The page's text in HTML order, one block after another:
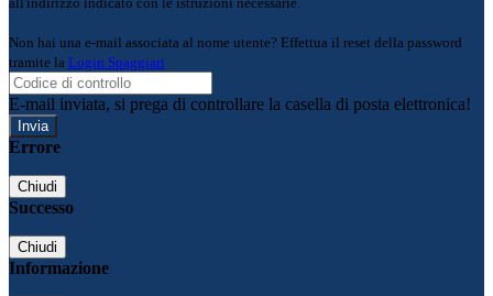
Non hai una e-mail associata al nome utente? Effettua il reset della password
tramite la Login Spaggiari
E-mail inviata, si prega di controllare la casella di posta elettronica!
Errore
Chiudi
Successo
Chiudi
Informazione